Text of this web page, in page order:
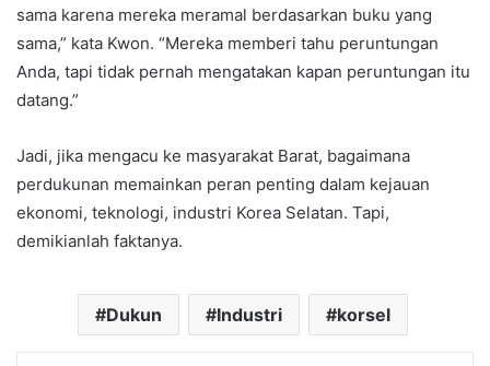
sama karena mereka meramal berdasarkan buku yang
sama,” kata Kwon. “Mereka memberi tahu peruntungan
Anda, tapi tidak pernah mengatakan kapan peruntungan itu
datang.”
Jadi, jika mengacu ke masyarakat Barat, bagaimana
perdukunan memainkan peran penting dalam kejauan
ekonomi, teknologi, industri Korea Selatan. Tapi,
demikianlah faktanya.
Dukun Industri korsel